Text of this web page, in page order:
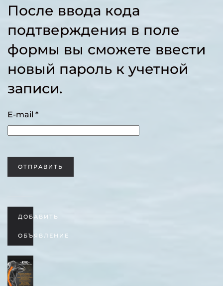
После ввода кода
подтверждения в поле
формы вы сможете ввести
новый пароль к учетной
записи.
E-mail *
ОТПРАВИТЬ
ДОБАВИТЬ
ОБЪЯВЛЕНИЕ